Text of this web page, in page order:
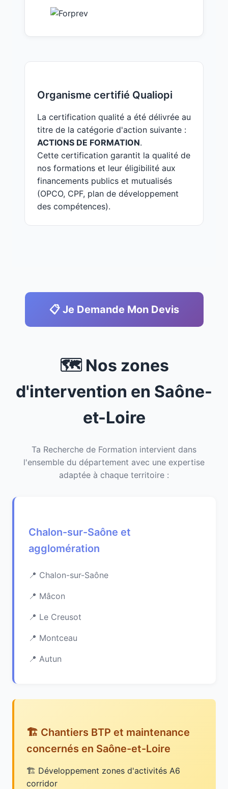
Organisme certifié Qualiopi
La certification qualité a été délivrée au
titre de la catégorie d'action suivante :
ACTIONS DE FORMATION.
Cette certification garantit la qualité de
nos formations et leur éligibilité aux
financements publics et mutualisés
(OPCO, CPF, plan de développement
des compétences).
📋 Je Demande Mon Devis
🗺️ Nos zones
d'intervention en Saône-
et-Loire
Ta Recherche de Formation intervient dans
l'ensemble du département avec une expertise
adaptée à chaque territoire :
Chalon-sur-Saône et
agglomération
Chalon-sur-Saône
Mâcon
Le Creusot
Montceau
Autun
🏗️ Chantiers BTP et maintenance
concernés en Saône-et-Loire
Développement zones d'activités A6
corridor